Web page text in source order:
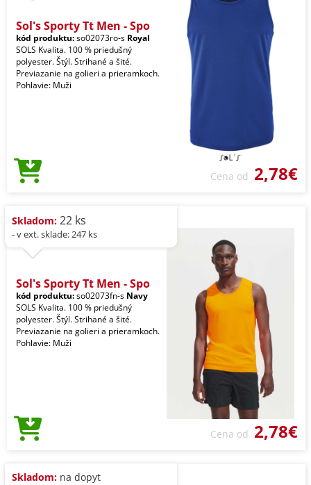
Sol's Sporty Tt Men - Spo
kód produktu:so02073ro-s Royal
SOLS Kvalita. 100 % priedušný
polyester. Štýl. Strihané a šité.
Previazanie na golieri a prieramkoch.
Pohlavie: Muži
Cena od 2,78€
Skladom: 22 ks
- v ext. sklade: 247 ks
Sol's Sporty Tt Men - Spo
kód produktu:so02073fn-s Navy
SOLS Kvalita. 100 % priedušný
polyester. Štýl. Strihané a šité.
Previazanie na golieri a prieramkoch.
Pohlavie: Muži
Cena od 2,78€
Skladom: na dopyt